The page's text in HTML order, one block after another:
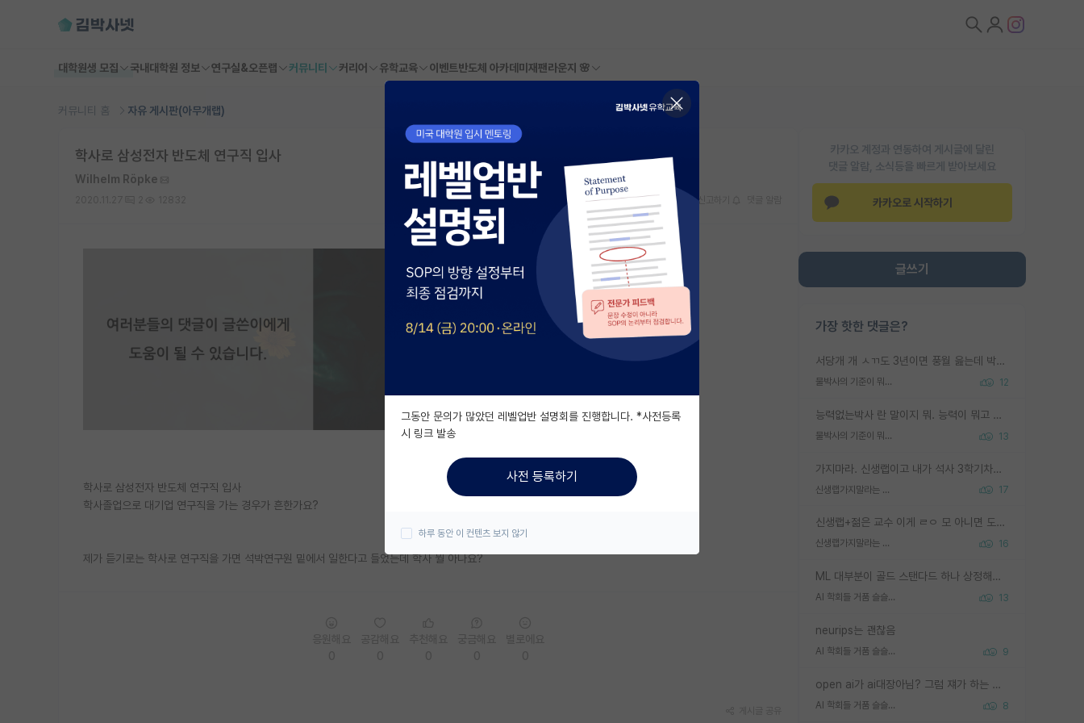
대학원생 모집 국내대학원 정보 연구실&오픈랩 커뮤니티 커리어 유학교육 이벤트반도체 아카데미 재팬라운지 🌸
커뮤니티 홈 자유 게시판(아무개랩)
카카오 계정과 연동하여 게시글에 달린
댓글 알람, 소식등을 빠르게 받아보세요
카카오로 시작하기
글쓰기
가장 핫한 댓글은?
서당개 개 ㅅㄲ도 3년이면 풍월 읊는데 박사 5년 이상 대리고 있으면서 물된건 교수 탓 맞는ㄱ게 거기가 서당이 아니란 소리임
물박사의 기준이 뭐임? 12
능력없는박사 란 말이지 뭐. 능력이 뭐고 능력이 있다는게 뭔지는 사람마다 기준이 다르니까 얘기해봐야 서로 자기 기준만 얘기해서 논쟁이 끝이 안나고. 주위에서 능력있고 야심있는 신입생이 교수가 유의미한 피드백을 아예 안주면서 제대로된 과제에 참여해볼 기회도 제공하지 않고 잡일 뺑뺑이만 돌려서 맨날 단순작업만 하면서 밤새다가 눈빛이 점점 죽어가는걸 본 사람은 물박사는 교수탓이라고 하고, 교수는 이것저것 알려도 주고 기회도 주고 사수 동기 붙여주면서 어떻게든 끌고가려고 하는데 본인이 매일 뺀질거리면서 출근 하는둥마는둥 하다가 기껏 와서도 폰이나 쳐다보다가 실험 망치고 저녁약속있어서 먼저 가볼게요~ 하는걸 본 사람은 물박사는 본인탓이라고 함.
물박사의 기준이 뭐임? 13
가지마라. 신생랩이고 내가 석사 3학기차인데 최고참인데 나도 아무것도 모르는데 교수가 후배들 왜 논문 교육 안시키냐. 논문 왜 안 써오냐 닦달한다
신생랩가지말라는 이유가 있었구나 17
신생랩+젊은 교수 이게 ㄹㅇ 모 아니면 도인듯.
신생랩가지말라는 이유가 있었구나 16
ML 대부분이 골드 스탠다드 하나 상정해놓고 (벤치마크 데이터셋이 여러 개면 여러 개 상정) 그거 얼마나 잘 맞추나 싸움임 가끔 번뜩이는 설계 철학을 보여주는 논문들도 있지만 대부분 그거 성적 얼마나 더 올리느라에 혈안이 되어 있는 측면이 잇음
AI 학회들 거품 슬슬 지적이 나오네요 13
neurips는 괜찮음
AI 학회들 거품 슬슬 지적이 나오네요 9
open ai가 ai대장아님? 그럼 쟤가 하는 말이 다 맞겠네
AI 학회들 거품 슬슬 지적이 나오네요 8
학사로 삼성전자 반도체 연구직 입사
Wilhelm Röpke
스크랩 신고하기
학사로 삼성전자 반도체 연구직 입사
학사졸업으로 대기업 연구직을 가는 경우가 흔한가요?
제가 듣기로는 학사로 연구직을 가면 석박연구원 밑에서 일한다고 들었는데 학사 뭘 아나요?
그동안 문의가 많았던 레벨업반 설명회를 진행합니다. *사전등록
시 링크 발송
사전 등록하기
하루 동안 이 컨텐츠 보지 않기